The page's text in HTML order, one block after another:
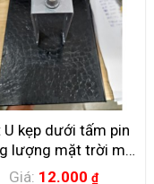
U kẹp dưới tấm pin
lượng mặt trời mạ
chống nóng, bulong
Giá: 12.000₫
MÁY ĐIỆN
Nhà máy điện năng